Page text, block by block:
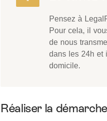
Pensez à
Pour cela, il
de nous
dans les 24h et
domicile.
Réaliser la